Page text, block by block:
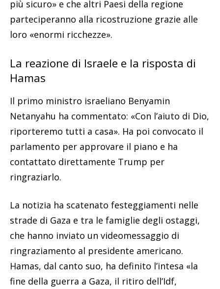
più sicuro» e che altri Paesi della regione
parteciperanno alla ricostruzione grazie alle
loro «enormi ricchezze».
La reazione di Israele e la risposta di
Hamas
Il primo ministro israeliano Benyamin
Netanyahu ha commentato: «Con l’aiuto di Dio,
riporteremo tutti a casa». Ha poi convocato il
parlamento per approvare il piano e ha
contattato direttamente Trump per
ringraziarlo.
La notizia ha scatenato festeggiamenti nelle
strade di Gaza e tra le famiglie degli ostaggi,
che hanno inviato un videomessaggio di
ringraziamento al presidente americano.
Hamas, dal canto suo, ha definito l’intesa «la
fine della guerra a Gaza, il ritiro dell’Idf,